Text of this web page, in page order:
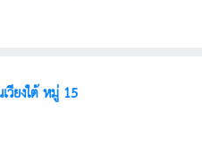
วียงใต้ หมู่ 15